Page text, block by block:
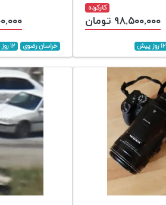
کارکرده
۹۸,۵۰۰,۰۰۰ تومان
۱۲ روز پیش خراسان رضوی ۱۲ روز پیش